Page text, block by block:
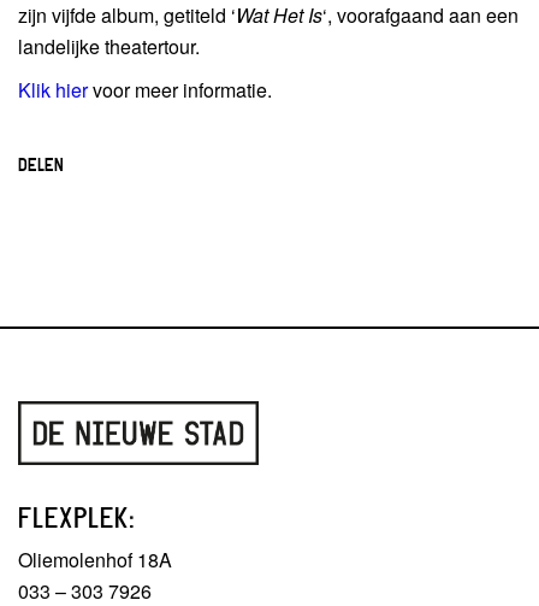
zijn vijfde album, getiteld ‘Wat Het Is‘, voorafgaand aan een
landelijke theatertour.
Klik hiervoor meer informatie.
DELEN
FLEXPLEK:
Oliemolenhof 18A
033 – 303 7926